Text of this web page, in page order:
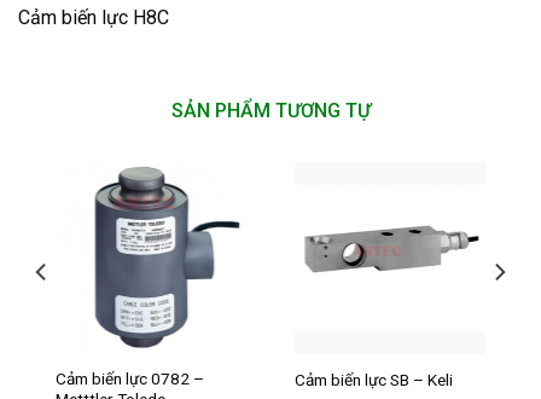
Cảm biến lực H8C
SẢN PHẨM TƯƠNG TỰ
Cảm biến lực 0782 –
Cảm biến lực SB – Keli